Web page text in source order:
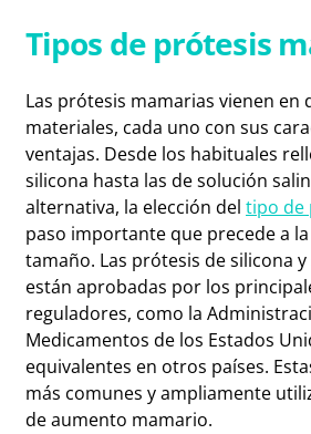
Tipos de prótesis
Las prótesis mamarias vienen en
materiales, cada uno con sus
ventajas. Desde los habituales
silicona hasta las de solución
alternativa, la elección del tipo de
paso importante que precede a
tamaño. Las prótesis de silicona
están aprobadas por los
reguladores, como la
Medicamentos de los Estados
equivalentes en otros países.
más comunes y ampliamente
de aumento mamario.